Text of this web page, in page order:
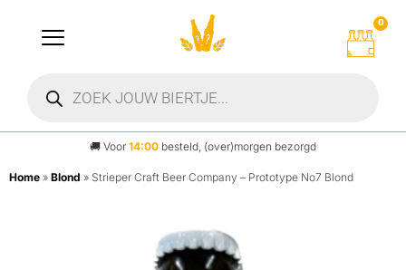
0
🚚 Voor 14:00 besteld, (over)morgen bezorgd
Home » Blond » Strieper Craft Beer Company – Prototype No7 Blond